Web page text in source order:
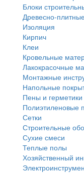
Блоки
Древесно-
Изоляция
Кирпич
Клеи
Кровельные
Лакокрасочные
Монтажные
Напольные
Пены и герметики
Полиэтиленовые
Сетки
Строительные
Сухие смеси
Теплые полы
Хозяйственный